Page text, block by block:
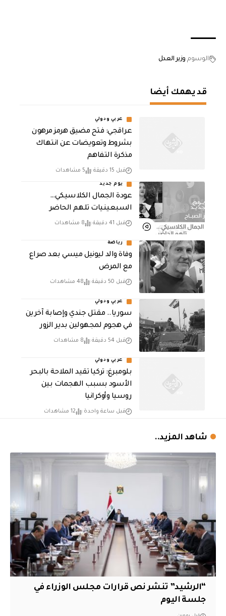
الوسوم وزير العدل
قد يهمك أيضا
عربي ودولي
عراقجي: فتح مضيق هرمز مرهون
بشروط وتعويضات عن انتهاك
مذكرة التفاهم
قبل 15 دقيقة 5 مشاهدات
يوم جديد
عودة الجمال الكلاسيكي…
السبعينيات تلهم الحاضر
قبل 41 دقيقة 8 مشاهدات
رياضة
وفاة والد ليونيل ميسي بعد صراع
مع المرض
قبل 50 دقيقة 48 مشاهدات
عربي ودولي
سوريا.. مقتل جندي وإصابة آخرين
في هجوم لمجهولين بدير الزور
قبل 54 دقيقة 8 مشاهدات
عربي ودولي
بلومبرغ: تركيا تقيد الملاحة بالبحر
الأسود بسبب الهجمات بين
روسيا وأوكرانيا
قبل ساعة واحدة 12 مشاهدات
شاهد المزيد..
“الرشيد” تنشر نص قرارات مجلس الوزراء في
جلسة اليوم